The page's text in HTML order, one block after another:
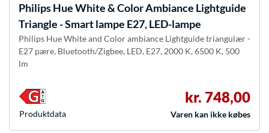
Philips HueWhite & Color Ambiance Lightguide
Triangle - Smart lampe E27, LED-lampe
Philips Hue White and Color ambiance Lightguide triangulær -
E27 pære, Bluetooth/Zigbee, LED, E27, 2000 K, 6500 K, 500
lm
kr. 748,00
Varen kan ikke købes
Produkt­data